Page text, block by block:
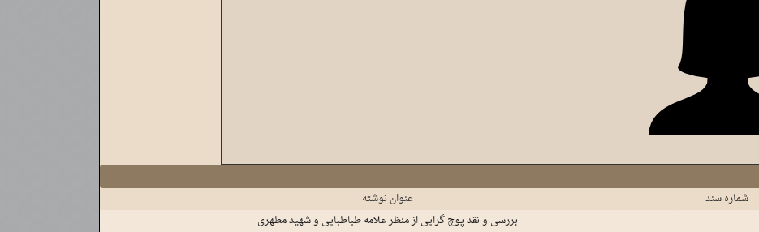
عنوان نوشته شماره سند
بررسی و نقد پوچ گرایی از منظر علامه طباطبایی و شهید مطهری